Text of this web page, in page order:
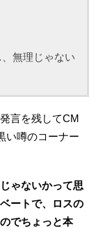
無理じゃない
言を残してCM
い噂のコーナー
ゃないかって思
ートで、ロスの
でちょっと本